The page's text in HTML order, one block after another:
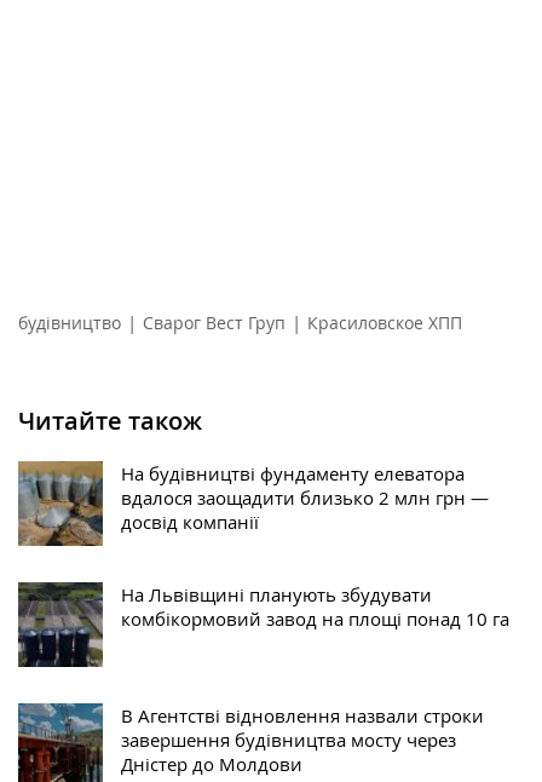
будівництво | Сварог Вест Груп | Красиловское ХПП
Читайте також
На будівництві фундаменту елеватора
вдалося заощадити близько 2 млн грн —
досвід компанії
На Львівщині планують збудувати
комбікормовий завод на площі понад 10 га
В Агентстві відновлення назвали строки
завершення будівництва мосту через
Дністер до Молдови